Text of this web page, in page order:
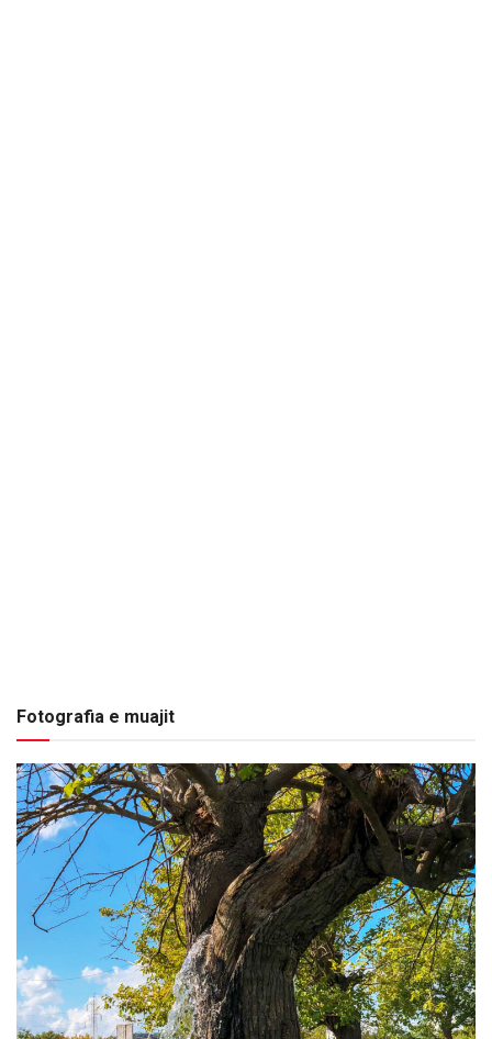
Fotografia e muajit